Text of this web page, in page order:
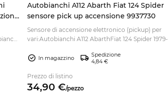
Autobianchi A112 Abarth Fiat 124 Spider
sensore pick up accensione 9937730
Sensore di accensione elettronico (pickup) per
vari:Autobianchi A112 AbarthFiat 124 Spider 1979-
In magazzino
Spedizione
4,84 €
Prezzo di listino
34,90 €/pezzo